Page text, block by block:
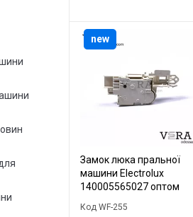
Замок люка пральної
машини Electrolux
140005565027 оптом
Код WF-255
new